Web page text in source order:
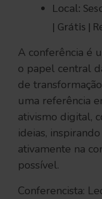
Local:
| Grátis |
A conferência é
o papel central
de
uma referência
ativismo digital,
ideias,
ativamente na
possível.
Conferencista: